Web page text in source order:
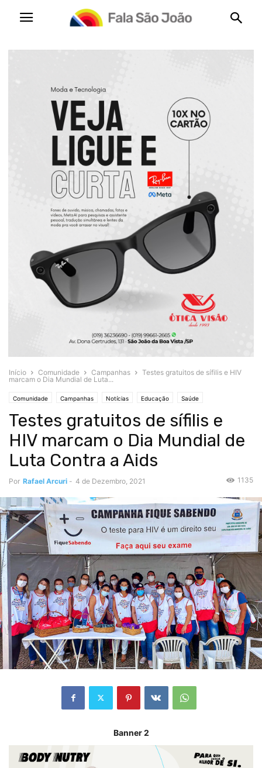
Início Comunidade Campanhas
Testes gratuitos de sífilis e HIV
marcam o Dia Mundial de Luta...
Comunidade Campanhas Notícias Educação Saúde
Testes gratuitos de sífilis e
HIV marcam o Dia Mundial de
Luta Contra a Aids
Por Rafael Arcuri - 4 de Dezembro, 2021 1135
Banner 2